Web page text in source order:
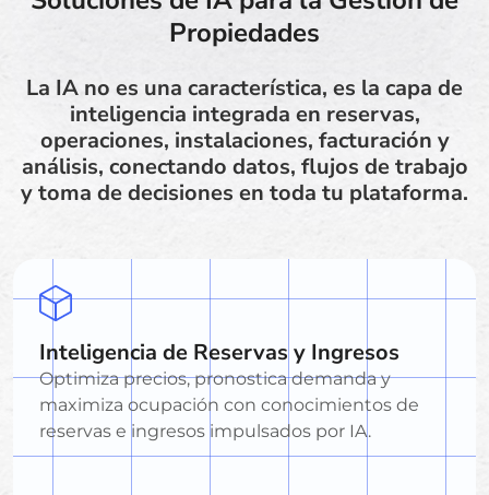
Propiedades
La IA no es una característica, es la capa de
inteligencia integrada en reservas,
operaciones, instalaciones, facturación y
análisis, conectando datos, flujos de trabajo
y toma de decisiones en toda tu plataforma.
Inteligencia de Reservas y Ingresos
Optimiza precios, pronostica demanda y
maximiza ocupación con conocimientos de
reservas e ingresos impulsados por IA.